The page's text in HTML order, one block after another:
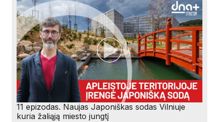
11 epizodas. Naujas Japoniškas sodas Vilniuje
kuria žaliąją miesto jungtį